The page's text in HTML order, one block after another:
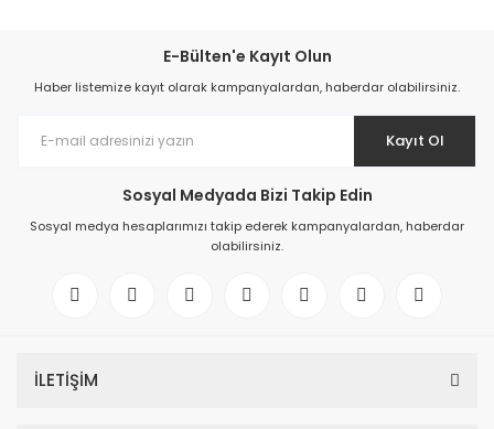
E-Bülten'e Kayıt Olun
Haber listemize kayıt olarak kampanyalardan, haberdar olabilirsiniz.
Kayıt Ol
Sosyal Medyada Bizi Takip Edin
Sosyal medya hesaplarımızı takip ederek kampanyalardan, haberdar
olabilirsiniz.
İLETİŞİM